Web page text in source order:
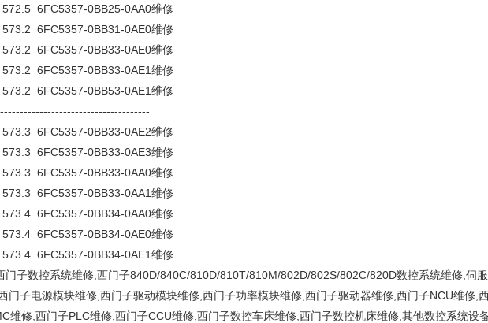
6FC5357-0BB25-0AA0维修
6FC5357-0BB31-0AE0维修
6FC5357-0BB33-0AE0维修
6FC5357-0BB33-0AE1维修
6FC5357-0BB53-0AE1维修
6FC5357-0BB33-0AE2维修
6FC5357-0BB33-0AE3维修
6FC5357-0BB33-0AA0维修
6FC5357-0BB33-0AA1维修
6FC5357-0BB34-0AA0维修
6FC5357-0BB34-0AE0维修
6FC5357-0BB34-0AE1维修
门子数控系统维修,西门子840D/840C/810D/810T/810M/802D/802S/802C/820D数控系统维修,伺
门子电源模块维修,西门子驱动模块维修,西门子功率模块维修,西门子驱动器维修,西门子NCU维修,
维修,西门子PLC维修,西门子CCU维修,西门子数控车床维修,西门子数控机床维修,其他数控系统设